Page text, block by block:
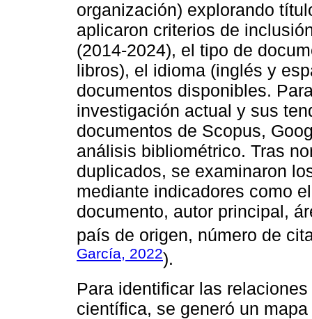
organización) explorando
aplicaron criterios de
(2014-2024), el tipo de
libros), el idioma (inglés y
documentos disponibles.
investigación actual y sus
documentos de Scopus,
análisis bibliométrico. Tras
duplicados, se examinaron
mediante indicadores como
documento, autor principal,
país de origen, número de
García, 2022).
Para identificar las
científica, se generó un